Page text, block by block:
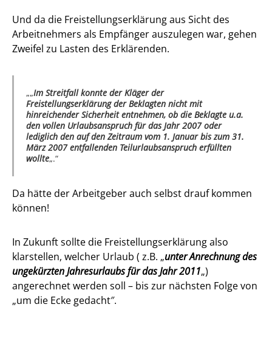
Und da die Freistellungserklärung aus Sicht des
Arbeitnehmers als Empfänger auszulegen war, gehen
Zweifel zu Lasten des Erklärenden.
„Im Streitfall konnte der Kläger der
Freistellungserklärung der Beklagten nicht mit
hinreichender Sicherheit entnehmen, ob die Beklagte u.a.
den vollen Urlaubsanspruch für das Jahr 2007 oder
lediglich den auf den Zeitraum vom 1. Januar bis zum 31.
März 2007 entfallenden Teilurlaubsanspruch erfüllten
wollte„.
Da hätte der Arbeitgeber auch selbst drauf kommen
können!
In Zukunft sollte die Freistellungserklärung also
klarstellen, welcher Urlaub ( z.B. „unter Anrechnung des
ungekürzten Jahresurlaubs für das Jahr 2011„)
angerechnet werden soll – bis zur nächsten Folge von
„um die Ecke gedacht″.